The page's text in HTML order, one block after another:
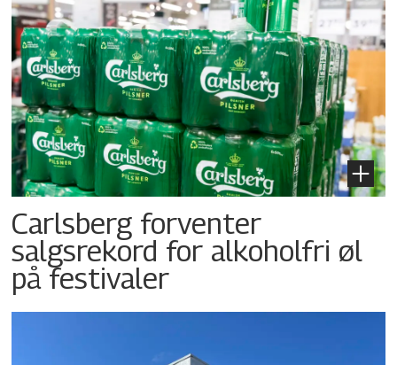
Carlsberg forventer
salgsrekord for alkoholfri øl
på festivaler